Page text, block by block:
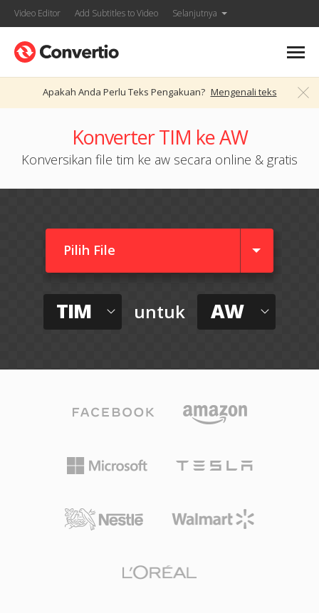
Video Editor Add Subtitles to Video Selanjutnya
Apakah Anda Perlu Teks Pengakuan? Mengenali teks
Konverter TIM ke AW
Konversikan file tim ke aw secara online & gratis
Pilih File
TIM untuk AW